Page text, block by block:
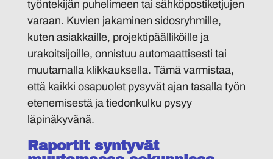
työntekijän puhelimeen tai sähköpostiketjujen
varaan. Kuvien jakaminen sidosryhmille,
kuten asiakkaille, projektipäälliköille ja
urakoitsijoille, onnistuu automaattisesti tai
muutamalla klikkauksella. Tämä varmistaa,
että kaikki osapuolet pysyvät ajan tasalla työn
etenemisestä ja tiedonkulku pysyy
läpinäkyvänä.
Raportit syntyvät